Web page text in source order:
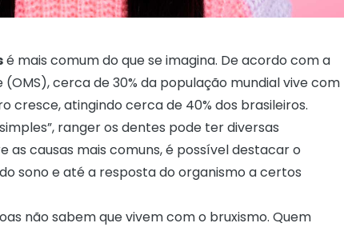
é mais comum do que se imagina. De acordo com a
(OMS), cerca de 30% da população mundial vive com
cresce, atingindo cerca de 40% dos brasileiros.
ranger os dentes pode ter diversas
as causas mais comuns, é possível destacar o
sono e até a resposta do organismo a certos
não sabem que vivem com o bruxismo. Quem